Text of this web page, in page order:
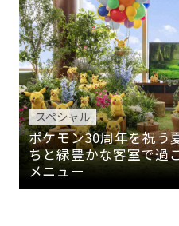
スペシャル
ポケモン30周年を祝う
ちと緑豊かな客室で過
メニュー